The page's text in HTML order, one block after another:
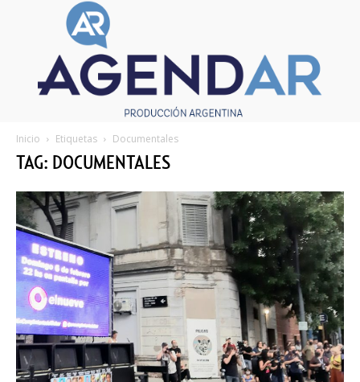
Inicio Etiquetas Documentales
TAG: DOCUMENTALES